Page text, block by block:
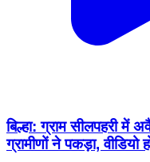
बिल्हा: ग्राम सीलपहरी
ग्रामीणों ने पकड़ा, वीडियो